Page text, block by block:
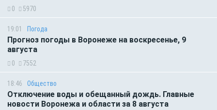
0 5970
19:01 Погода
Прогноз погоды в Воронеже на воскресенье, 9
августа
0 7552
18:46 Общество
Отключение воды и обещанный дождь. Главные
новости Воронежа и области за 8 августа